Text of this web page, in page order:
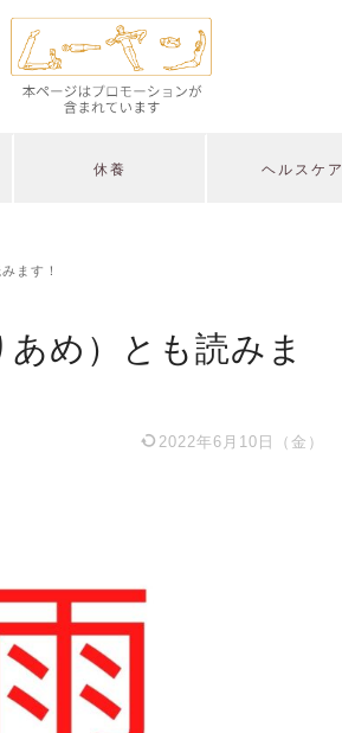
休養 ヘルスケア
ます！
あめ）とも読みま
2022年6月10日（金）